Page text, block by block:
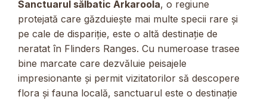
Sanctuarul sălbatic Arkaroola, o regiune
protejată care găzduiește mai multe specii rare și
pe cale de dispariție, este o altă destinație de
neratat în Flinders Ranges. Cu numeroase trasee
bine marcate care dezvăluie peisajele
impresionante și permit vizitatorilor să descopere
flora și fauna locală, sanctuarul este o destinație